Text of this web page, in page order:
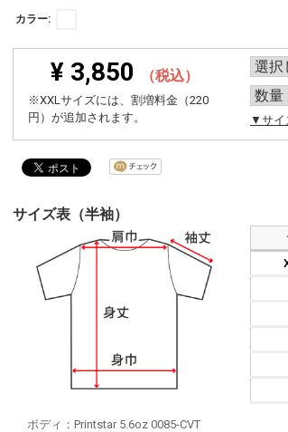
カラー:
¥ 3,850 （税込）
※XXLサイズには、割増料金（220
円）が追加されます。
▼サイ
サイズ表（半袖）
ボディ：Printstar 5.6oz 0085-CVT